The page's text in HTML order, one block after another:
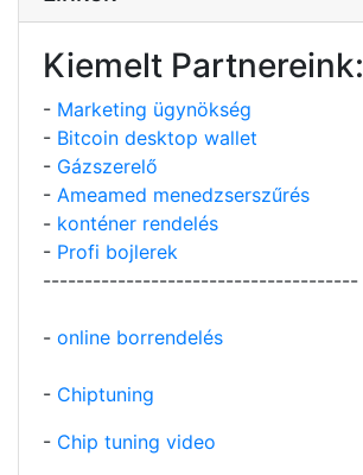
Kiemelt Partnereink:
- Marketing ügynökség
- Bitcoin desktop wallet
- Gázszerelő
- Ameamed menedzserszűrés
- konténer rendelés
- Profi bojlerek
--------------------------------------
- online borrendelés
- Chiptuning
- Chip tuning video